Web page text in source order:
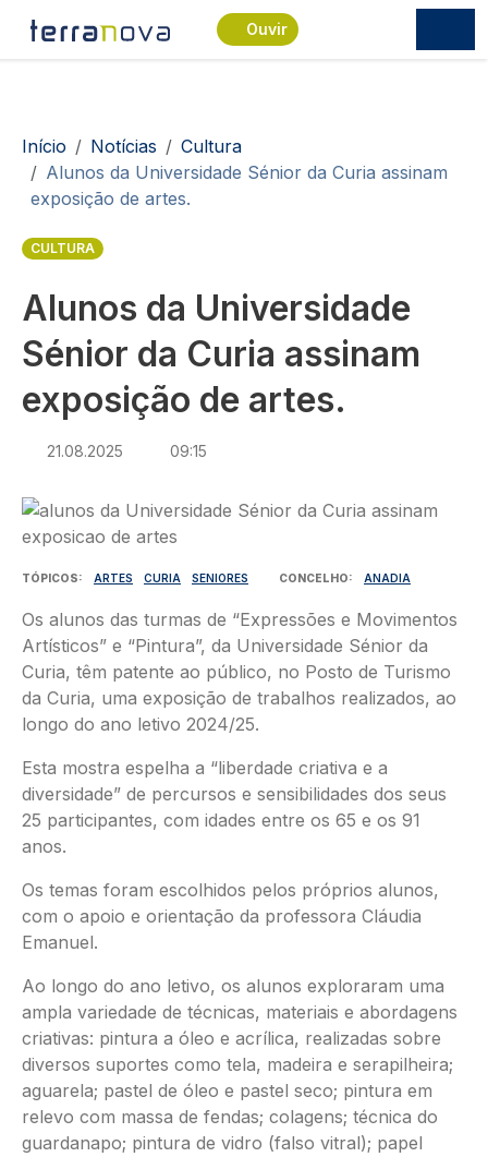
Passar para o conteúdo principal
Ouvir
Navegação estrutural
Início Notícias
Cultura
Alunos da Universidade Sénior da Curia assinam
exposição de artes.
CULTURA
Alunos da Universidade
Sénior da Curia assinam
exposição de artes.
21.08.2025 09:15
Imagem
TÓPICOS ARTES CURIA SENIORES CONCELHO ANADIA
Os alunos das turmas de “Expressões e Movimentos
Artísticos” e “Pintura”, da Universidade Sénior da
Curia, têm patente ao público, no Posto de Turismo
da Curia, uma exposição de trabalhos realizados, ao
longo do ano letivo 2024/25.
Esta mostra espelha a “liberdade criativa e a
diversidade” de percursos e sensibilidades dos seus
25 participantes, com idades entre os 65 e os 91
anos.
Os temas foram escolhidos pelos próprios alunos,
com o apoio e orientação da professora Cláudia
Emanuel.
Ao longo do ano letivo, os alunos exploraram uma
ampla variedade de técnicas, materiais e abordagens
criativas: pintura a óleo e acrílica, realizadas sobre
diversos suportes como tela, madeira e serapilheira;
aguarela; pastel de óleo e pastel seco; pintura em
relevo com massa de fendas; colagens; técnica do
guardanapo; pintura de vidro (falso vitral); papel